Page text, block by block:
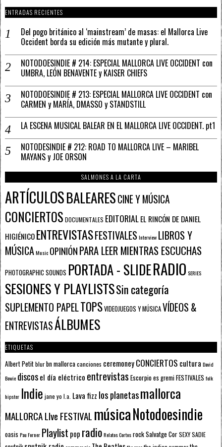
ENTRADAS RECIENTES
Del pogo británico al ‘mainstream’ de masas: el Mallorca Live
Occident borda su edición más mutante y plural.
NOTODOESINDIE # 214: ESPECIAL MALLORCA LIVE OCCIDENT con
UMBRA, LEÓN BENAVENTE y KAISER CHIEFS
NOTODOESINDIE # 213: ESPECIAL MALLORCA LIVE OCCIDENT con
CARMEN y MARÍA, DMASSO y STANDSTILL
LA ESCENA MUSICAL BALEAR EN EL MALLORCA LIVE OCCIDENT. pt1
NOTODESINDIE # 212: ROAD TO MALLORCA LIVE – MARIBEL
MAYANS y JOE ORSON
SALMONES A LA CARTA
ARTÍCULOSBALEARESCINE Y MÚSICA
CONCIERTOS DOCUMENTALES EDITORIALEL RINCÓN DE DANIEL
HIGIÉNICOENTREVISTASFESTIVALESInterview LIBROS Y
MÚSICAMusic OPINIÓNPARA LEER MIENTRAS ESCUCHAS
PHOTOGRAPHIC SOUNDS PORTADA - SLIDERADIO SERIES
SESIONES Y PLAYLISTSSin categoría
SUPLEMENTO PAPELTOPSVIDEOJUEGOS Y MÚSICAVÍDEOS &
ENTREVISTASÁLBUMES
ETIQUETAS
Albert Petitblurbn mallorcacanciones ceremoneyCONCIERTOS cultura David
Bowie discosel día eléctrico entrevistas Escorpioes gremiFESTIVALES folk
hipster Indie jane yo l.a. Lava fizz los planetasmallorca
MALLORCA LIve FESTIVAL músicaNotodoesindie
oasis Pau Forner Playlist pop radioRelatos CortosrockSalvatge CorSEXY SADIE